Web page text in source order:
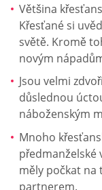
Většina
Křesťané si
světě. Kromě
novým
Jsou velmi
důslednou
náboženským
Mnoho
předmanželské
měly počkat na
partnerem.